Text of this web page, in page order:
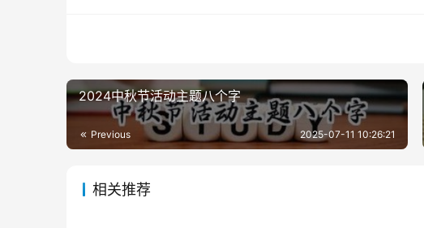
2024中秋节活动主题八个字
Previous 2025-07-11 10:26:21
相关推荐